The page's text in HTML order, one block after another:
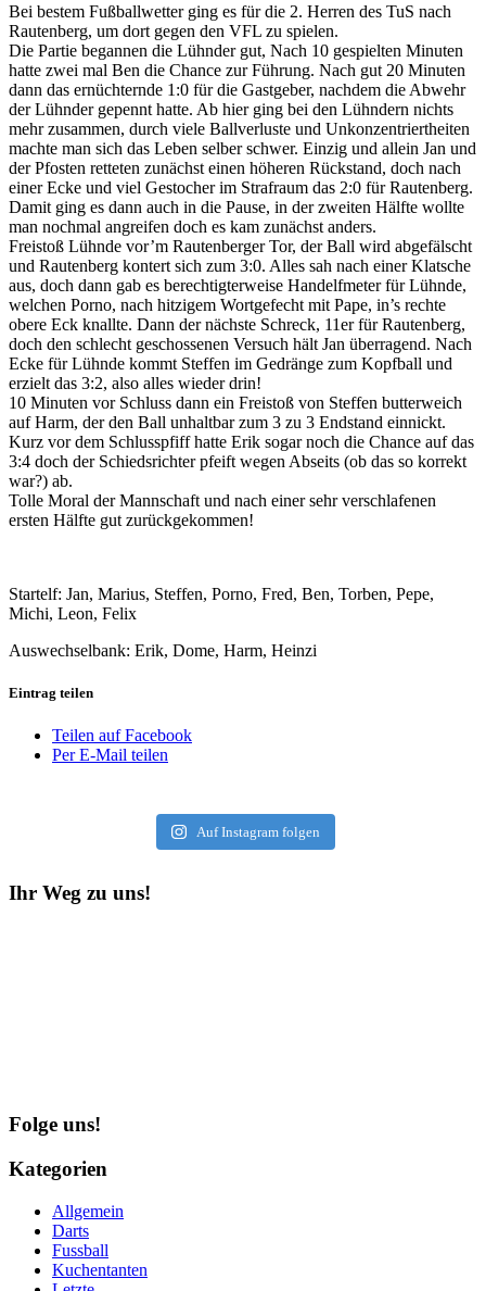
Bei bestem Fußballwetter ging es für die 2. Herren des TuS nach
Rautenberg, um dort gegen den VFL zu spielen.
Die Partie begannen die Lühnder gut, Nach 10 gespielten Minuten
hatte zwei mal Ben die Chance zur Führung. Nach gut 20 Minuten
dann das ernüchternde 1:0 für die Gastgeber, nachdem die Abwehr
der Lühnder gepennt hatte. Ab hier ging bei den Lühndern nichts
mehr zusammen, durch viele Ballverluste und Unkonzentriertheiten
machte man sich das Leben selber schwer. Einzig und allein Jan und
der Pfosten retteten zunächst einen höheren Rückstand, doch nach
einer Ecke und viel Gestocher im Strafraum das 2:0 für Rautenberg.
Damit ging es dann auch in die Pause, in der zweiten Hälfte wollte
man nochmal angreifen doch es kam zunächst anders.
Freistoß Lühnde vor’m Rautenberger Tor, der Ball wird abgefälscht
und Rautenberg kontert sich zum 3:0. Alles sah nach einer Klatsche
aus, doch dann gab es berechtigterweise Handelfmeter für Lühnde,
welchen Porno, nach hitzigem Wortgefecht mit Pape, in’s rechte
obere Eck knallte. Dann der nächste Schreck, 11er für Rautenberg,
doch den schlecht geschossenen Versuch hält Jan überragend. Nach
Ecke für Lühnde kommt Steffen im Gedränge zum Kopfball und
erzielt das 3:2, also alles wieder drin!
10 Minuten vor Schluss dann ein Freistoß von Steffen butterweich
auf Harm, der den Ball unhaltbar zum 3 zu 3 Endstand einnickt.
Kurz vor dem Schlusspfiff hatte Erik sogar noch die Chance auf das
3:4 doch der Schiedsrichter pfeift wegen Abseits (ob das so korrekt
war?) ab.
Tolle Moral der Mannschaft und nach einer sehr verschlafenen
ersten Hälfte gut zurückgekommen!
Startelf: Jan, Marius, Steffen, Porno, Fred, Ben, Torben, Pepe,
Michi, Leon, Felix
Auswechselbank: Erik, Dome, Harm, Heinzi
Eintrag teilen
Teilen auf Facebook
Per E-Mail teilen
Auf Instagram folgen
Ihr Weg zu uns!
Folge uns!
Kategorien
Allgemein
Darts
Fussball
Kuchentanten